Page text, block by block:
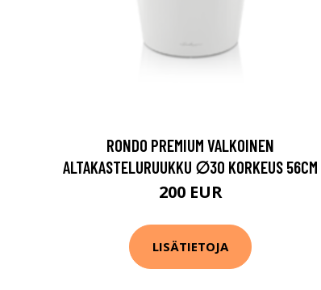
RONDO PREMIUM VALKOINEN
ALTAKASTELURUUKKU ∅30 KORKEUS 56CM
200 EUR
LISÄTIETOJA